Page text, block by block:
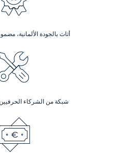
أثاث بالجودة الألمانية، مضمون
شبكة من الشركاء